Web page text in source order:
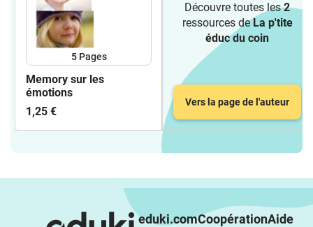
5 Pages
Memory sur les
émotions
1,25 €
Découvre toutes les2
ressources deLa p'tite
éduc du coin
Vers la page de l'auteur
eduki.comCoopérationAide